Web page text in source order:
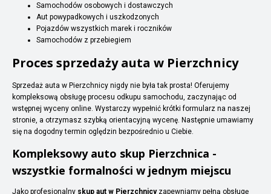
Samochodów osobowych i dostawczych
Aut powypadkowych i uszkodzonych
Pojazdów wszystkich marek i roczników
Samochodów z przebiegiem
Proces sprzedaży auta w Pierzchnicy
Sprzedaż auta w Pierzchnicy nigdy nie była tak prosta! Oferujemy
kompleksową obsługę procesu odkupu samochodu, zaczynając od
wstępnej wyceny online. Wystarczy wypełnić krótki formularz na naszej
stronie, a otrzymasz szybką orientacyjną wycenę. Następnie umawiamy
się na dogodny termin oględzin bezpośrednio u Ciebie.
Kompleksowy auto skup Pierzchnica -
wszystkie formalności w jednym miejscu
Jako profesjonalny skup aut w Pierzchnicyzapewniamy pełną obsługę